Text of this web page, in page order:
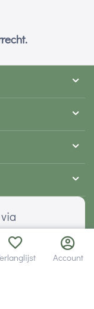
Account